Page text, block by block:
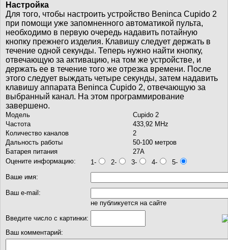
Настройка
Для того, чтобы настроить устройство Beninca Cupido 2
при помощи уже запомненного автоматикой пульта,
необходимо в первую очередь надавить потайную
кнопку прежнего изделия. Клавишу следует держать в
течение одной секунды. Теперь нужно найти кнопку,
отвечающую за активацию, на том же устройстве, и
держать ее в течение того же отрезка времени. После
этого следует выждать четыре секунды, затем надавить
клавишу аппарата Beninca Cupido 2, отвечающую за
выбранный канал. На этом программирование
завершено.
Модель
Cupido 2
Частота
433,92 MHz
Количество каналов
2
Дальность работы
50-100 метров
Батарея питания
27А
Оцените информацию:
1- 2- 3- 4-
5-
Ваше имя:
Ваш e-mail:
не публикуется на сайте
Введите число с картинки:
Ваш комментарий: